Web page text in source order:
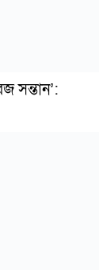
সন্তান’: